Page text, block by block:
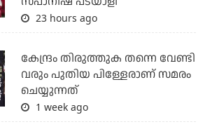
23 hours ago
കേന്ദ്രം തിരുത്തുക തന്നെ വേണ്ടി
വരും പുതിയ പിള്ളേരാണ് സമരം
ചെയ്യുന്നത്
1 week ago